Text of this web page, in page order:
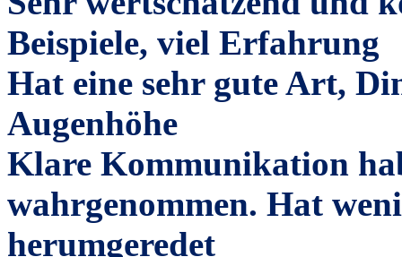
Beispiele, viel Erfahrung
Hat eine sehr gute Art,
Augenhöhe
Klare Kommunikation
wahrgenommen. Hat
herumgeredet